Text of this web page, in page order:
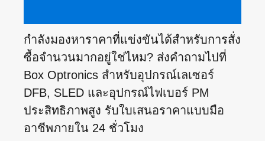
กำลังมองหาราคาที่แข่งขันได้สำหรับการสั่ง
ซื้อจำนวนมากอยู่ใช่ไหม? ส่งคำถามไปที่
Box Optronics สำหรับอุปกรณ์เลเซอร์
DFB, SLED และอุปกรณ์ไฟเบอร์ PM
ประสิทธิภาพสูง รับใบเสนอราคาแบบมือ
อาชีพภายใน 24 ชั่วโมง